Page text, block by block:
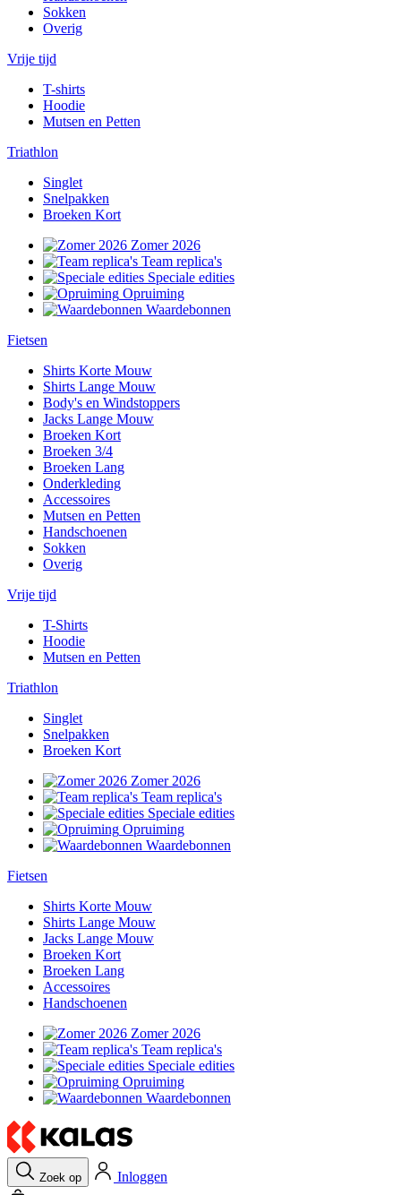
Sokken
Overig
Vrije tijd
T-shirts
Hoodie
Mutsen en Petten
Triathlon
Singlet
Snelpakken
Broeken Kort
Zomer 2026
Team replica's
Speciale edities
Opruiming
Waardebonnen
Fietsen
Shirts Korte Mouw
Shirts Lange Mouw
Body's en Windstoppers
Jacks Lange Mouw
Broeken Kort
Broeken 3/4
Broeken Lang
Onderkleding
Accessoires
Mutsen en Petten
Handschoenen
Sokken
Overig
Vrije tijd
T-Shirts
Hoodie
Mutsen en Petten
Triathlon
Singlet
Snelpakken
Broeken Kort
Zomer 2026
Team replica's
Speciale edities
Opruiming
Waardebonnen
Fietsen
Shirts Korte Mouw
Shirts Lange Mouw
Jacks Lange Mouw
Broeken Kort
Broeken Lang
Accessoires
Handschoenen
Zomer 2026
Team replica's
Speciale edities
Opruiming
Waardebonnen
Zoek op
Inloggen